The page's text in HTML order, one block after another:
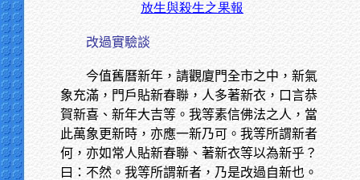
放生與殺生之果報
改過實驗談
今值舊曆新年，請觀廈門全市之中，新氣
象充滿，門戶貼新春聯，人多著新衣，口言恭
賀新喜、新年大吉等。我等素信佛法之人，當
此萬象更新時，亦應一新乃可。我等所謂新者
何，亦如常人貼新春聯、著新衣等以為新乎？
曰：不然。我等所謂新者，乃是改過自新也。